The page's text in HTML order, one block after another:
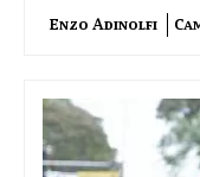
Enzo Adinolfi